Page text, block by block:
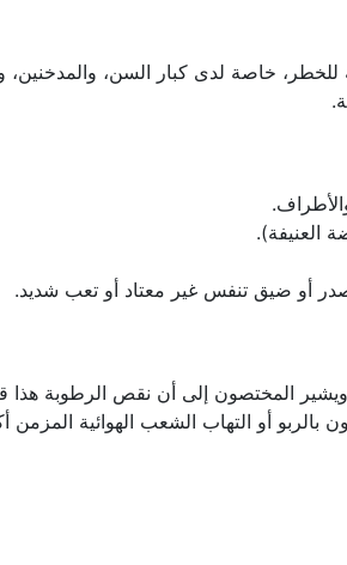
للخطر، خاصة لدى كبار السن،
العنيفة).
أو ضيق تنفس غير معتاد أو تعب شديد.
ويشير المختصون إلى أن نقص الرطوبة
أو التهاب الشعب الهوائية المزمن